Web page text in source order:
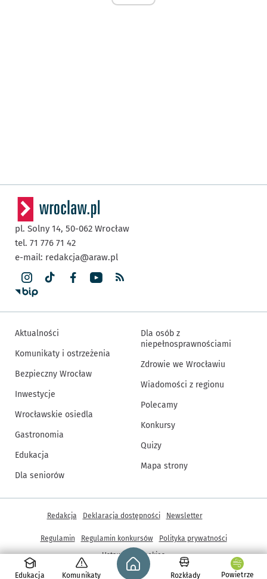
Edukacja Komunikaty
Strona główna - wroclaw.pl
Rozkłady Powietrze
pl. Solny 14, 50-062 Wrocław
tel. 71 776 71 42
e-mail: redakcja@araw.pl
Aktualności
Komunikaty i ostrzeżenia
Bezpieczny Wrocław
Inwestycje
Wrocławskie osiedla
Gastronomia
Edukacja
Dla seniorów
Dla osób z
niepełnosprawnościami
Zdrowie we Wrocławiu
Wiadomości z regionu
Polecamy
Konkursy
Quizy
Mapa strony
Inne informacje
Redakcja Deklaracja dostępności Newsletter
Regulamin Regulamin konkursów
Polityka prywatności
Ustawienia cookies